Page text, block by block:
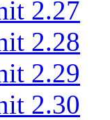
2.27
2.28
2.29
2.30